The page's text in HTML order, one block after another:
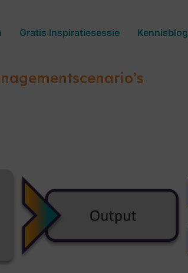
Gratis Inspiratiesessie Kennisblog